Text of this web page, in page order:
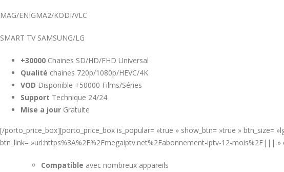
MAG/ENIGMA2/KODI/VLC
SMART TV SAMSUNG/LG
+30000 Chaines SD/HD/FHD Universal
Qualité chaines 720p/1080p/HEVC/4K
VOD Disponible +50000 Films/Séries
Support Technique 24/24
Mise a jour Gratuite
[/porto_price_box][porto_price_box is_popular= »true » show_btn= »true » btn_size=
btn_link= »url:https%3A%2F%2Fmegaiptv.net%2Fabonnement-iptv-12-mois%2F||| »
Compatible avec nombreux appareils